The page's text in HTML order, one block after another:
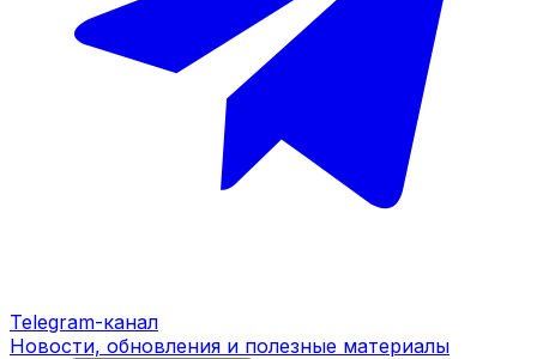
Telegram-канал
Новости, обновления и полезные материалы